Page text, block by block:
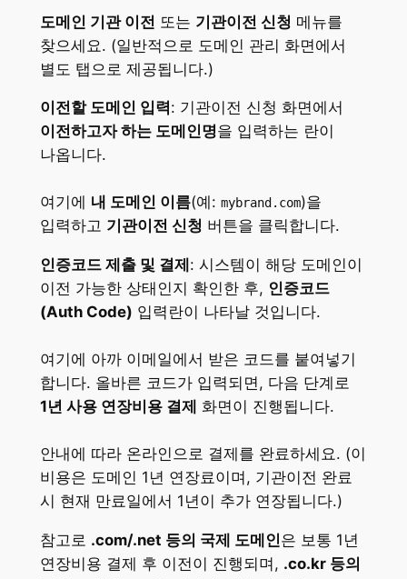
도메인 기관 이전 또는 기관이전 신청 메뉴를
찾으세요. (일반적으로 도메인 관리 화면에서
별도 탭으로 제공됩니다.)
이전할 도메인 입력: 기관이전 신청 화면에서
이전하고자 하는 도메인명을 입력하는 란이
나옵니다.
여기에 내 도메인 이름(예: mybrand.com)을
입력하고 기관이전 신청 버튼을 클릭합니다.
인증코드 제출 및 결제 : 시스템이 해당 도메인이
이전 가능한 상태인지 확인한 후, 인증코드
(Auth Code) 입력란이 나타날 것입니다.
여기에 아까 이메일에서 받은 코드를 붙여넣기
합니다. 올바른 코드가 입력되면, 다음 단계로
1년 사용 연장비용 결제 화면이 진행됩니다.
안내에 따라 온라인으로 결제를 완료하세요. (이
비용은 도메인 1년 연장료이며, 기관이전 완료
시 현재 만료일에서 1년이 추가 연장됩니다.)
참고로 .com/.net 등의 국제 도메인은 보통 1년
연장비용 결제 후 이전이 진행되며, .co.kr 등의